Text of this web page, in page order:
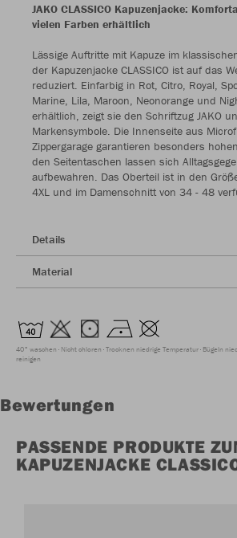
JAKO CLASSICO Kapuzenjacke:
vielen Farben erhältlich
Lässige Auftritte mit Kapuze im
der Kapuzenjacke CLASSICO ist auf das
reduziert. Einfarbig in Rot, Citro, Royal,
Marine, Lila, Maroon, Neonorange und
erhältlich, zeigt sie den Schriftzug JAKO
Markensymbole. Die Innenseite aus
Zippergarage garantieren besonders
den Seitentaschen lassen sich
aufbewahren. Das Oberteil ist in den
4XL und im Damenschnitt von 34 - 48
Details
Material
40° waschen Nicht chloren Trocknen niedrige Temperatur Bügeln
reinigen
Bewertungen
PASSENDE PRODUKTE
KAPUZENJACKE